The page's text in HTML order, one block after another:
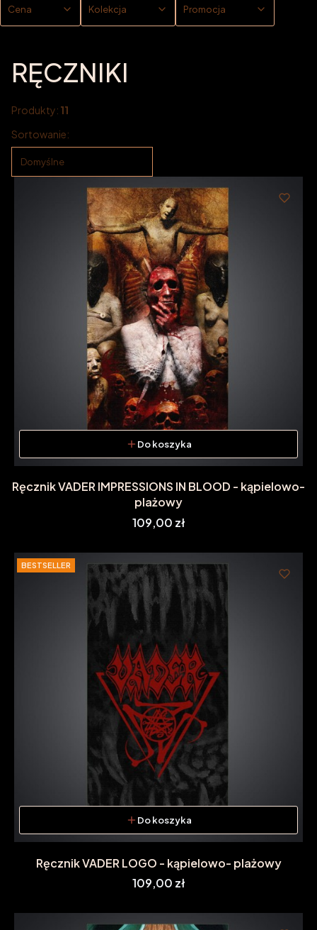
Cena Kolekcja Promocja
RĘCZNIKI
Produkty: 11
Lista produktów
Sortowanie:
Domyślne
Do koszyka
Ręcznik VADER IMPRESSIONS IN BLOOD - kąpielowo-
plażowy
Cena
109,00 zł
BESTSELLER
Do koszyka
Ręcznik VADER LOGO - kąpielowo- plażowy
Cena
109,00 zł